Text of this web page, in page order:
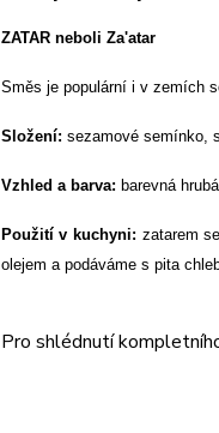
ZATAR neboli Za'atar
Směs je populární i v zemích
Složení: sezamové semínko,
Vzhled a barva: barevná
Použití v kuchyni: zatarem
olejem a podáváme s pita
Pro shlédnutí